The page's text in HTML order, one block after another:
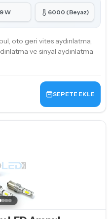
W 6000 (Beyaz)
oto geri vites aydınlatma,
ve sinyal aydınlatma
SEPETE EKLE